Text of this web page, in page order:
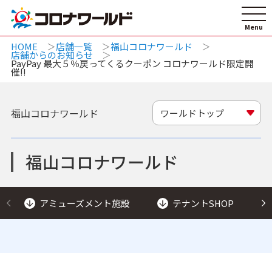
HOME 店舗一覧 福山コロナワールド
店舗からのお知らせ
PayPay 最大５％戻ってくるクーポン コロナワールド限定開
催!!
福山コロナワールド
福山コロナワールド ワールドトップ
アミューズメント施設 テナントSHOP